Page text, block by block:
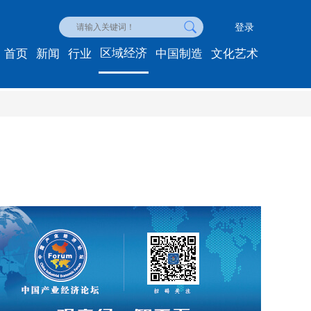
登录
首页 新闻 行业 区域经济 中国制造 文化艺术